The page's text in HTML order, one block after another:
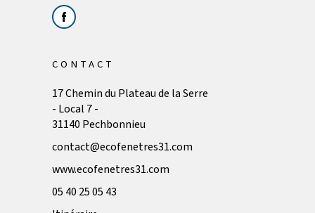
CONTACT
17 Chemin du Plateau de la Serre
- Local 7 -
31140 Pechbonnieu
contact@ecofenetres31.com
www.ecofenetres31.com
05 40 25 05 43